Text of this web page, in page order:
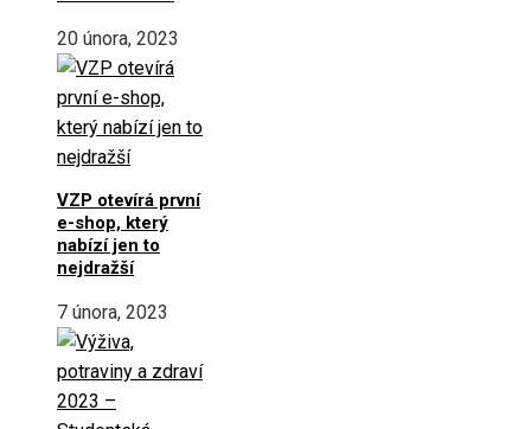
20 února, 2023
VZP otevírá první
e-shop, který
nabízí jen to
nejdražší
7 února, 2023